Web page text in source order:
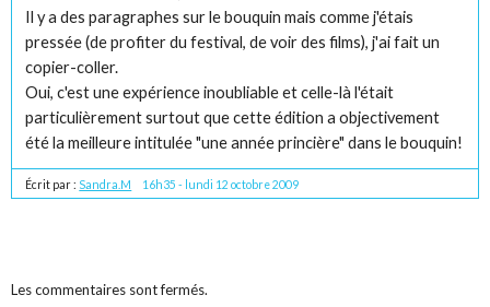
Il y a des paragraphes sur le bouquin mais comme j'étais
pressée (de profiter du festival, de voir des films), j'ai fait un
copier-coller.
Oui, c'est une expérience inoubliable et celle-là l'était
particulièrement surtout que cette édition a objectivement
été la meilleure intitulée "une année princière" dans le bouquin!
Écrit par : Sandra.M 16h35 - lundi 12 octobre 2009
Les commentaires sont fermés.